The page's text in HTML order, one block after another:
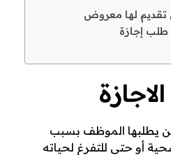
تقديم لها معروض
إجازة
يطلبها الموظف بسبب
أو حتى للتفرغ لحياته